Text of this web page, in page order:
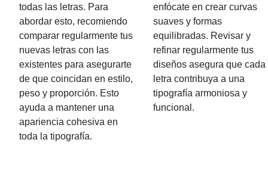
todas las letras. Para
abordar esto, recomiendo
comparar regularmente tus
nuevas letras con las
existentes para asegurarte
de que coincidan en estilo,
peso y proporción. Esto
ayuda a mantener una
apariencia cohesiva en
toda la tipografía.
enfócate en crear curvas
suaves y formas
equilibradas. Revisar y
refinar regularmente tus
diseños asegura que cada
letra contribuya a una
tipografía armoniosa y
funcional.